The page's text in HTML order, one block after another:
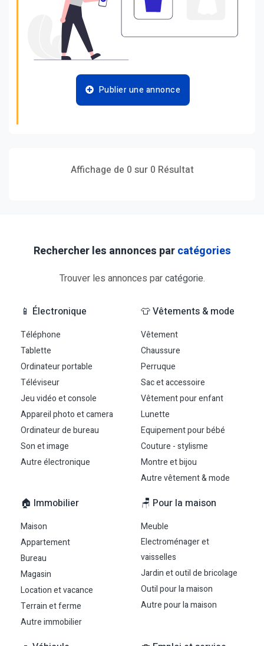
Publier une annonce
Affichage de 0 sur 0 Résultat
Rechercher les annonces parcatégories
Trouver les annonces parcatégorie.
📱 Électronique
Téléphone
Tablette
Ordinateur portable
Téléviseur
Jeu vidéo et console
Appareil photo et camera
Ordinateur de bureau
Son et image
Autre électronique
👕 Vêtements & mode
Vêtement
Chaussure
Perruque
Sac et accessoire
Vêtement pour enfant
Lunette
Equipement pour bébé
Couture - stylisme
Montre et bijou
Autre vêtement & mode
🏠 Immobilier
Maison
Appartement
Bureau
Magasin
Location et vacance
Terrain et ferme
Autre immobilier
🪑 Pour la maison
Meuble
Electroménager et
vaisselles
Jardin et outil de bricolage
Outil pour la maison
Autre pour la maison